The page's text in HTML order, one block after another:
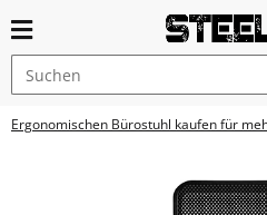
Ergonomischen Bürostuhl kaufen für